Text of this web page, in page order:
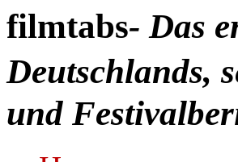
filmtabs- Das
Deutschlands,
und